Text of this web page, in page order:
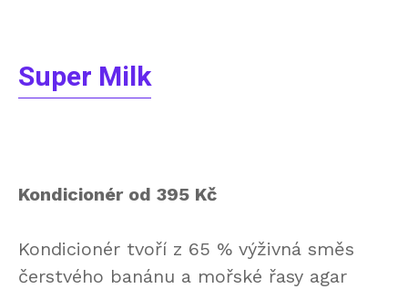
Super Milk
Kondicionér od 395 Kč
Kondicionér tvoří z 65 % výživná směs
čerstvého banánu a mořské řasy agar